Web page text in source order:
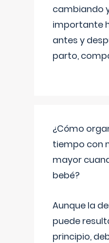
cambiando
importante
antes y
parto,
¿Cómo
tiempo con
mayor
bebé?
Aunque la
puede
principio,